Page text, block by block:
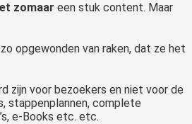
zomaar een stuk content. Maar
opgewonden van raken, dat ze het
zijn voor bezoekers en niet voor de
stappenplannen, complete
e-Books etc. etc.